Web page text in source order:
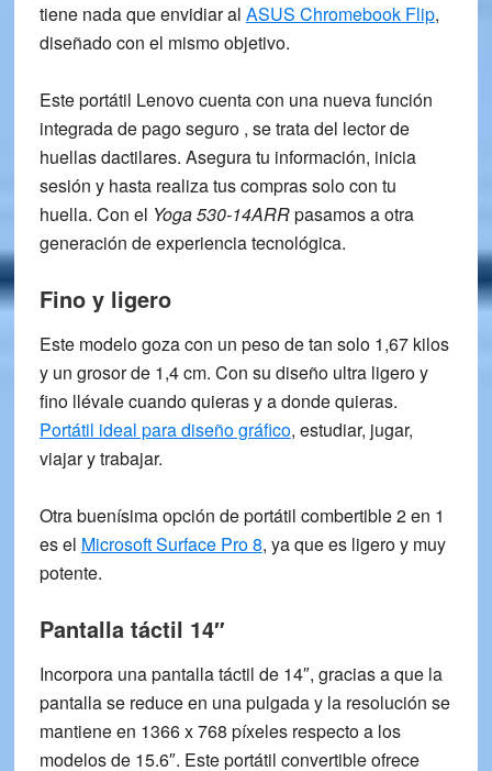
tiene nada que envidiar al ASUS Chromebook Flip,
diseñado con el mismo objetivo.
Este portátil Lenovo cuenta con una nueva función
integrada de pago seguro , se trata del lector de
huellas dactilares. Asegura tu información, inicia
sesión y hasta realiza tus compras solo con tu
huella. Con el Yoga 530-14ARRpasamos a otra
generación de experiencia tecnológica.
Fino y ligero
Este modelo goza con un peso de tan solo 1,67 kilos
y un grosor de 1,4 cm. Con su diseño ultra ligero y
fino llévale cuando quieras y a donde quieras.
Portátil ideal para diseño gráfico, estudiar, jugar,
viajar y trabajar.
Otra buenísima opción de portátil combertible 2 en 1
es el Microsoft Surface Pro 8, ya que es ligero y muy
potente.
Pantalla táctil 14″
Incorpora una pantalla táctil de 14″, gracias a que la
pantalla se reduce en una pulgada y la resolución se
mantiene en 1366 x 768 píxelesrespecto a los
modelos de15.6″. Este portátil convertibleofrece